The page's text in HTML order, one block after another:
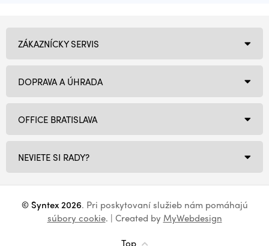
OFFICE BRATISLAVA
NEVIETE SI RADY?
ZÁKAZNÍCKY SERVIS
DOPRAVA A ÚHRADA
© Syntex 2026. Pri poskytovaní služieb nám pomáhajú
súbory cookie. | Created by MyWebdesign
Top